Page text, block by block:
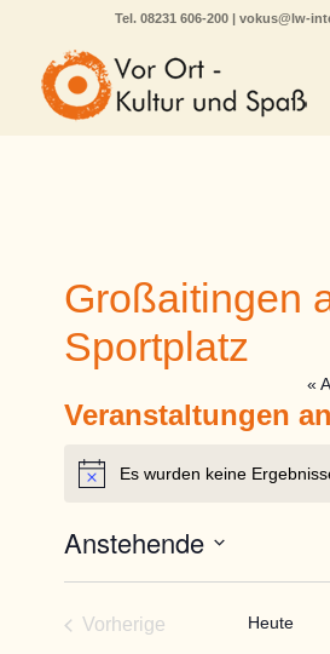
Tel. 08231 606-200 | vokus@lw-
Großaitingen
Sportplatz
«
Veranstaltungen
HinweisEs wurden keine
Anstehende
Vorherige
Heute